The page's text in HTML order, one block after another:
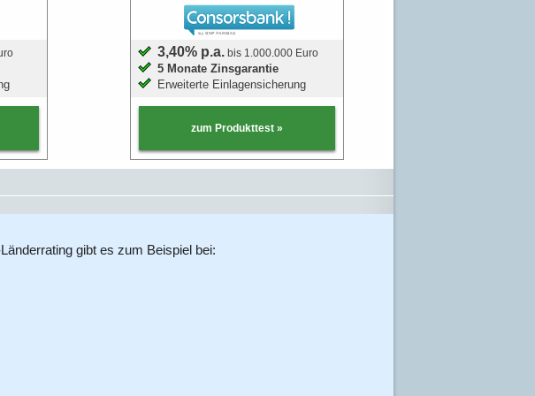
3,40% p.a.bis 1.000.000 Euro
5 Monate Zinsgarantie
Erweiterte Einlagensicherung
zum Produkttest »
gibt es zum Beispiel bei: